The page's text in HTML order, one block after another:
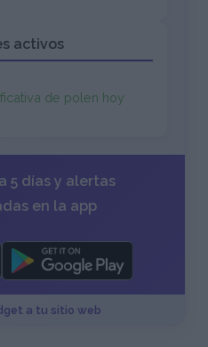
activos
de polen hoy
5 días y alertas
en la app
a tu sitio web